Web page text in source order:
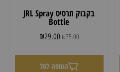
בקבוק תרסיס JRL Spray
Bottle
₪35.00
₪29.00
הוספה לסל